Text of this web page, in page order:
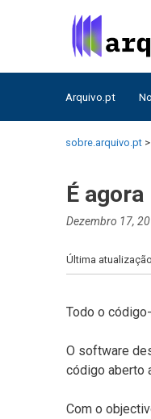
Arquivo.pt
sobre.arquivo.pt >
É
Dezembro 17,
Última
Todo o
O software
código aberto
Com o